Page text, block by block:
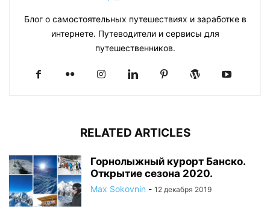
Блог о самостоятельных путешествиях и заработке в
интернете. Путеводители и сервисы для
путешественников.
RELATED ARTICLES
Горнолыжный курорт Банско.
Открытие сезона 2020.
Max Sokovnin - 12 декабря 2019